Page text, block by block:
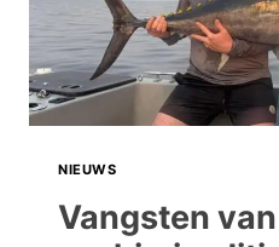
NIEUWS
Vangsten